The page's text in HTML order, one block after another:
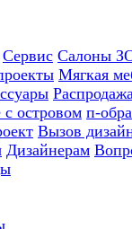
Сервис Салоны
Мягкая
с островом п-
Вызов
Дизайнерам